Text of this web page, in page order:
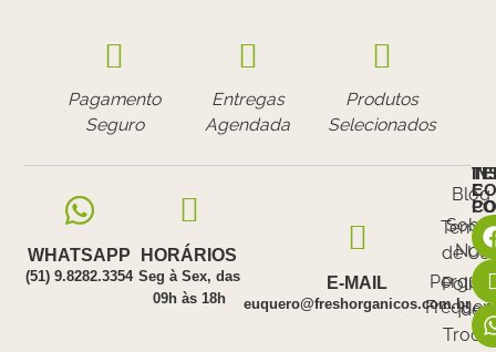
Pagamento
Seguro
Entregas
Agendada
Produtos
Selecionados
WHATSAPP
(51) 9.8282.3354 E-MAIL
euquero@freshorganicos.com.br
HORÁRIOS
Seg à Sex, das
09h às 18h
Blog
Sobre
Nós
E
de
de